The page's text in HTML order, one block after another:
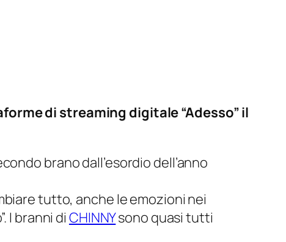
di streaming digitale “Adesso” il
brano dall’esordio dell’anno
tutto, anche le emozioni nei
I branni di CHINNYsono quasi tutti